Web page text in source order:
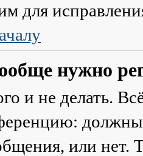
для
нужно
и не делать.
должны
или нет.